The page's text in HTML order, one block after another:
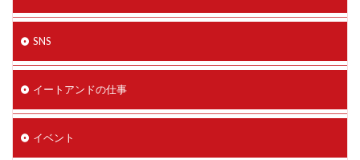
SNS
イートアンドの仕事
イベント